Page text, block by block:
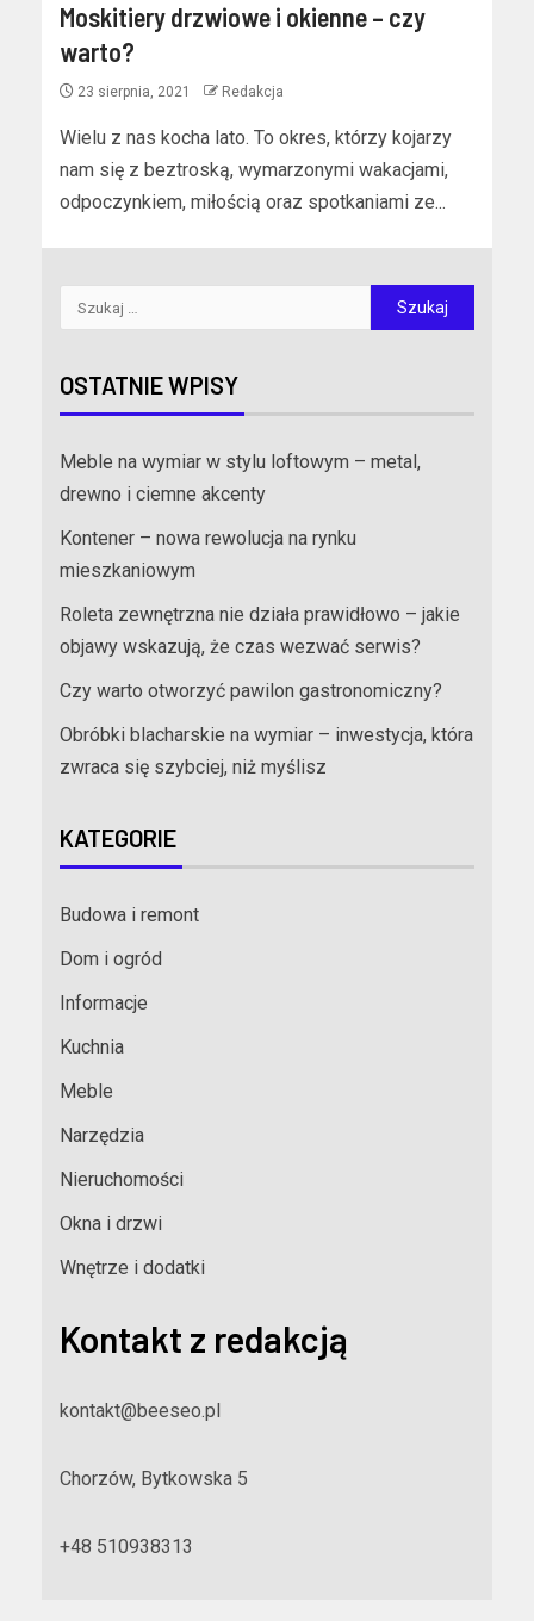
Moskitiery drzwiowe i okienne – czy
warto?
23 sierpnia, 2021 Redakcja
Wielu z nas kocha lato. To okres, którzy kojarzy
nam się z beztroską, wymarzonymi wakacjami,
odpoczynkiem, miłością oraz spotkaniami ze...
OSTATNIE WPISY
Meble na wymiar w stylu loftowym – metal,
drewno i ciemne akcenty
Kontener – nowa rewolucja na rynku
mieszkaniowym
Roleta zewnętrzna nie działa prawidłowo – jakie
objawy wskazują, że czas wezwać serwis?
Czy warto otworzyć pawilon gastronomiczny?
Obróbki blacharskie na wymiar – inwestycja, która
zwraca się szybciej, niż myślisz
KATEGORIE
Budowa i remont
Dom i ogród
Informacje
Kuchnia
Meble
Narzędzia
Nieruchomości
Okna i drzwi
Wnętrze i dodatki
Kontakt z redakcją
kontakt@beeseo.pl
Chorzów, Bytkowska 5
+48 510938313